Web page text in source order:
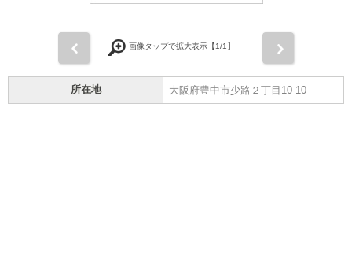
画像タップで拡大表示【1/1】
所在地 大阪府豊中市少路２丁目10-10